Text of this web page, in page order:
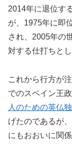
2014年に退位す
が、1975年に即
され、2005年の
対する仕打ちと
これから行方が
でのスペイン王
人のための英仏
げたのであるが
にもおおいに関